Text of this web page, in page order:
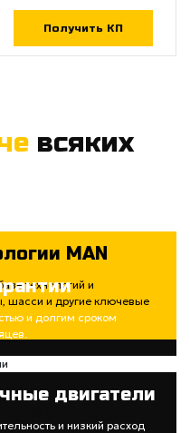
Получить КП
всяких
MAN
технологий и
шасси и другие ключевые
и долгим сроком
двигатели
и низкий расход